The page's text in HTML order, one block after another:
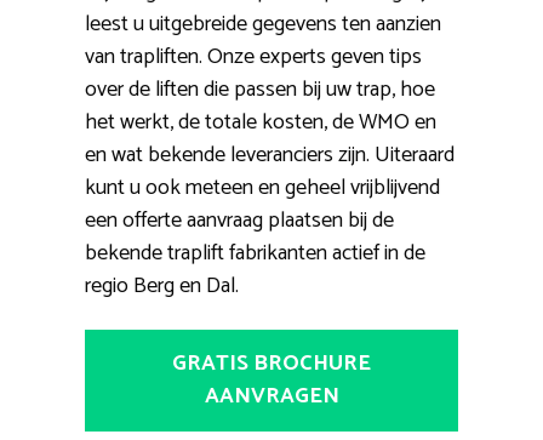
leest u uitgebreide gegevens ten aanzien
van trapliften. Onze experts geven tips
over de liften die passen bij uw trap, hoe
het werkt, de totale kosten, de WMO en
en wat bekende leveranciers zijn. Uiteraard
kunt u ook meteen en geheel vrijblijvend
een offerte aanvraag plaatsen bij de
bekende traplift fabrikanten actief in de
regio Berg en Dal.
GRATIS BROCHURE
AANVRAGEN